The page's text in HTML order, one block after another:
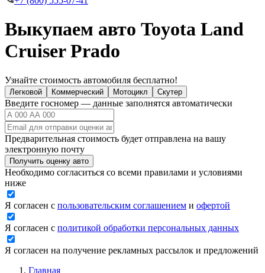
Выкупаем авто Toyota Land
Cruiser Prado
Узнайте стоимость автомобиля бесплатно!
Легковой Коммерческий Мотоцикл Скутер
Введите госномер — данные заполнятся автоматически
Предварительная стоимость будет отправлена на вашу
электронную почту
Получить оценку авто
Необходимо согласиться со всеми правилами и условиями
ниже
Я согласен с пользовательским соглашением и офертой
Я согласен с политикой обработки персональных данных
Я согласен на получение рекламных рассылок и предложений
Главная